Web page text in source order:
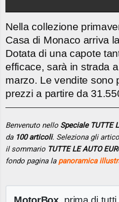
Nella collezione
Casa di Monaco arriva
Dotata di una capote
efficace, sarà in strada
marzo. Le vendite sono
prezzi a partire da
Benvenuto nello Speciale TUTTE
da 100 articoli. Seleziona gli
il sommario TUTTE LE AUTO
fondo pagina la panoramica